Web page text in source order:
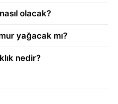
olacak?
yağacak mı?
nedir?